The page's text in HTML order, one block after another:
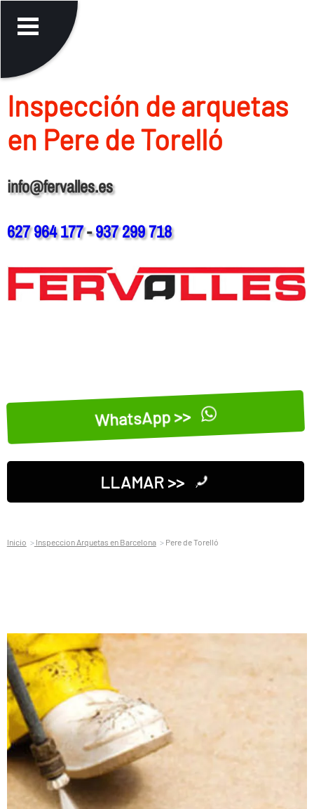
Inspección de arquetas
en Pere de Torelló
info@fervalles.es
627 964 177-937 299 718
WhatsApp >>
LLAMAR >>
Inicio Inspeccion Arquetas en Barcelona Pere de Torelló